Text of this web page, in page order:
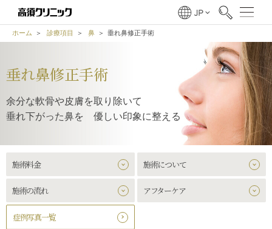
ホーム 診療項目 鼻 垂れ鼻修正手術
垂れ鼻修正手術
余分な軟骨や皮膚を取り除いて
垂れ下がった鼻を 優しい印象に整える
施術料金 施術について
施術の流れ アフターケア
症例写真一覧